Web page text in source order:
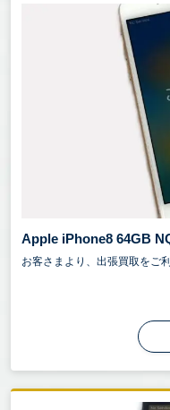
Apple iPhone8 64GB
お客さまより、出張買取をご